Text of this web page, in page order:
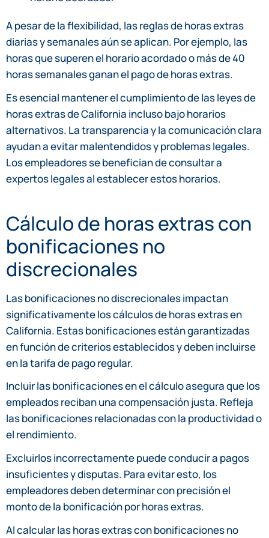
A pesar de la flexibilidad, las reglas de horas extras
diarias y semanales aún se aplican. Por ejemplo, las
horas que superen el horario acordado o más de 40
horas semanales ganan el pago de horas extras.
Es esencial mantener el cumplimiento de las leyes de
horas extras de California incluso bajo horarios
alternativos. La transparencia y la comunicación clara
ayudan a evitar malentendidos y problemas legales.
Los empleadores se benefician de consultar a
expertos legales al establecer estos horarios.
Cálculo de horas extras con
bonificaciones no
discrecionales
Las bonificaciones no discrecionales impactan
significativamente los cálculos de horas extras en
California. Estas bonificaciones están garantizadas
en función de criterios establecidos y deben incluirse
en la tarifa de pago regular.
Incluir las bonificaciones en el cálculo asegura que los
empleados reciban una compensación justa. Refleja
las bonificaciones relacionadas con la productividad o
el rendimiento.
Excluirlos incorrectamente puede conducir a pagos
insuficientes y disputas. Para evitar esto, los
empleadores deben determinar con precisión el
monto de la bonificación por horas extras.
Al calcular las horas extras con bonificaciones no